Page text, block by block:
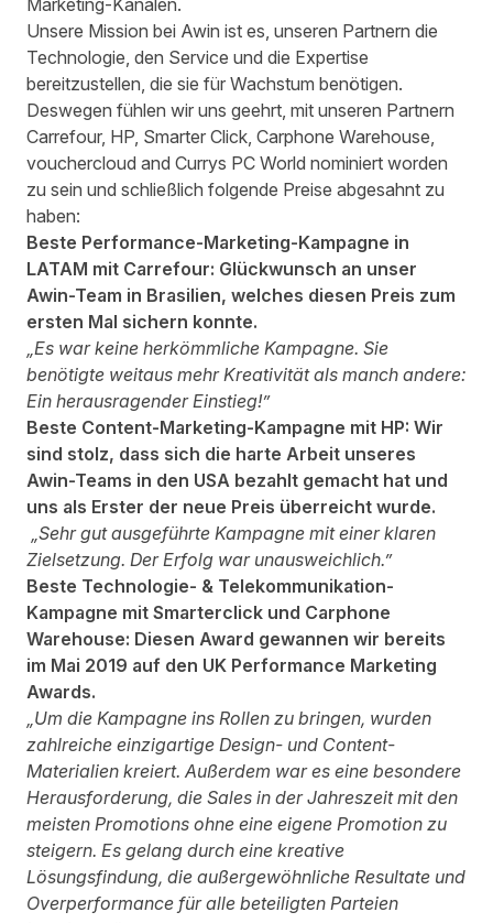
Marketing-Kanälen.
Unsere Mission bei Awin ist es, unseren Partnern die
Technologie, den Service und die Expertise
bereitzustellen, die sie für Wachstum benötigen.
Deswegen fühlen wir uns geehrt, mit unseren Partnern
Carrefour, HP, Smarter Click, Carphone Warehouse,
vouchercloud and Currys PC World nominiert worden
zu sein und schließlich folgende Preise abgesahnt zu
haben:
Beste Performance-Marketing-Kampagne in
LATAM mit Carrefour: Glückwunsch an unser
Awin-Team in Brasilien, welches diesen Preis zum
ersten Mal sichern konnte.
„Es war keine herkömmliche Kampagne. Sie
benötigte weitaus mehr Kreativität als manch andere:
Ein herausragender Einstieg!”
Beste Content-Marketing-Kampagne mit HP: Wir
sind stolz, dass sich die harte Arbeit unseres
Awin-Teams in den USA bezahlt gemacht hat und
uns als Erster der neue Preis überreicht wurde.
„Sehr gut ausgeführte Kampagne mit einer klaren
Zielsetzung. Der Erfolg war unausweichlich.”
Beste Technologie- & Telekommunikation-
Kampagne mit Smarterclick und Carphone
Warehouse: Diesen Award gewannen wir bereits
im Mai 2019 auf den UK Performance Marketing
Awards.
„Um die Kampagne ins Rollen zu bringen, wurden
zahlreiche einzigartige Design- und Content-
Materialien kreiert. Außerdem war es eine besondere
Herausforderung, die Sales in der Jahreszeit mit den
meisten Promotions ohne eine eigene Promotion zu
steigern. Es gelang durch eine kreative
Lösungsfindung, die außergewöhnliche Resultate und
Overperformance für alle beteiligten Parteien